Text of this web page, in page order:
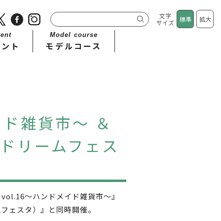
文字
サイズ
標準 拡大
ト
Model course
モデルコース
雑貨市～ ＆
リームフェス
～ハンドメイド雑貨市～』
スタ）』と同時開催。